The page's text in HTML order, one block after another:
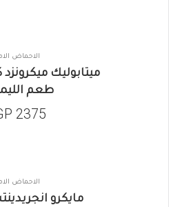
الاحماض
ميتابوليك
طعم
2375
الاحماض
مايكرو